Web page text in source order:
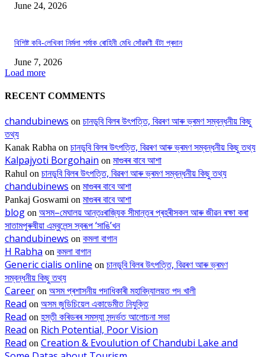
June 24, 2026
বিশিষ্ট কবি-লেখিকা নিৰ্মলা শৰ্মাক ৰোহিনী মেধি সোঁৱৰণী বঁটা প্ৰদান
June 7, 2026
Load more
RECENT COMMENTS
chandubinews on চানডুবি বিলৰ উৎপত্তি, বিৱৰণ আৰু ভ্ৰমণ সম্বন্ধনীয় কিছু
তথ্য
Kanak Rabha on চানডুবি বিলৰ উৎপত্তি, বিৱৰণ আৰু ভ্ৰমণ সম্বন্ধনীয় কিছু তথ্য
Kalpajyoti Borgohain on মাগুৰৰ বাবে আশা
Rahul on চানডুবি বিলৰ উৎপত্তি, বিৱৰণ আৰু ভ্ৰমণ সম্বন্ধনীয় কিছু তথ্য
chandubinews on মাগুৰৰ বাবে আশা
Pankaj Goswami on মাগুৰৰ বাবে আশা
blog on অসম–মেঘালয় আন্তঃৰাজ্যিক সীমান্তৰ প্ৰহৰীসকল আৰু জীৱন ৰক্ষা কৰা
সাতামপুৰুষীয়া এম্বুলেন্স স্বৰূপ ‘সাঙি’খন
chandubinews on কমলা বাগান
H Rabha on কমলা বাগান
Generic cialis online on চানডুবি বিলৰ উৎপত্তি, বিৱৰণ আৰু ভ্ৰমণ
সম্বন্ধনীয় কিছু তথ্য
Career on অসম প্ৰশাসনীয় পদাধিকাৰী মহাবিদ্যালয়ত পদ খালী
Read on অসম জুডিচিয়েল একাডেমীত নিযুক্তি
Read on হস্তী কৰিডৰৰ সমস্যা সন্দৰ্ভত আলোচনা সভা
Read on Rich Potential, Poor Vision
Read on Creation & Evoulution of Chandubi Lake and